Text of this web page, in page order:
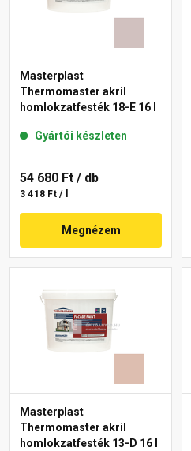
Masterplast
Thermomaster akril
homlokzatfesték 18-E 16 l
Gyártói készleten
54 680 Ft / db
3 418 Ft / l
Megnézem
Masterplast
Thermomaster akril
homlokzatfesték 13-D 16 l